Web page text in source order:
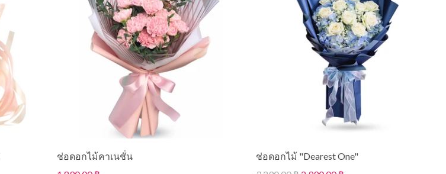
ช่อดอกไม้คาเนชั่น
ช่อดอกไม้ "Dearest One"